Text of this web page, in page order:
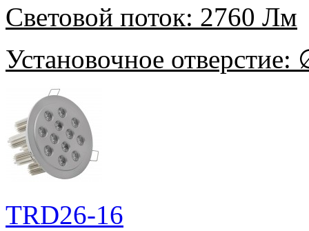
Световой поток: 2760 Лм
Установочное отверстие:
TRD26-16